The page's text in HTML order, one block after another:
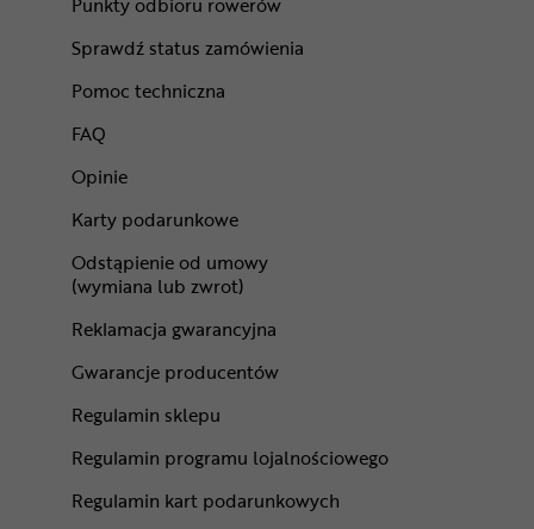
Sprawdź status zamówienia
Pomoc techniczna
FAQ
Opinie
Karty podarunkowe
Odstąpienie od umowy
(wymiana lub zwrot)
Reklamacja gwarancyjna
Gwarancje producentów
Regulamin sklepu
Regulamin programu lojalnościowego
Regulamin kart podarunkowych